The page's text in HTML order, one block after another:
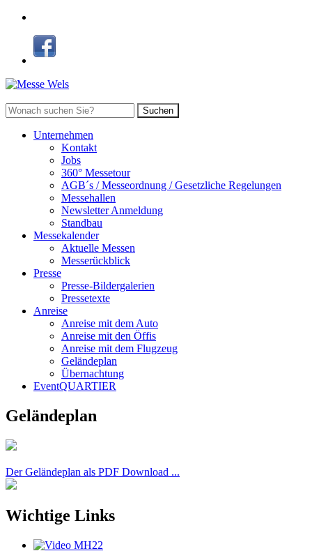
Suchen
Unternehmen
Kontakt
Jobs
360° Messetour
AGB´s / Messeordnung / Gesetzliche Regelungen
Messehallen
Newsletter Anmeldung
Standbau
Messekalender
Aktuelle Messen
Messerückblick
Presse
Presse-Bildergalerien
Pressetexte
Anreise
Anreise mit dem Auto
Anreise mit den Öffis
Anreise mit dem Flugzeug
Geländeplan
Übernachtung
EventQUARTIER
Geländeplan
Der Geländeplan als PDF Download ...
Wichtige Links